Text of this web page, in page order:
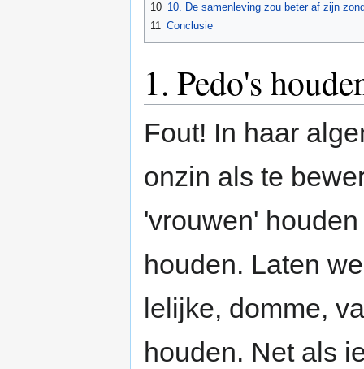
10 10. De samenleving zou beter af zijn
11 Conclusie
1. Pedo's
Fout! In haar
onzin als te
'vrouwen'
houden. Laten
lelijke, domme,
houden. Net als